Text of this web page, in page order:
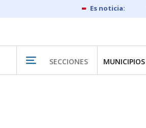
SECCIONES MUNICIPIOS